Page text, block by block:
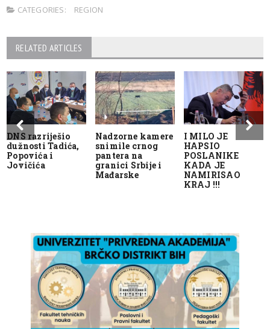
CATEGORIES: REGION
RELATED ARTICLES
DNS razriješio
dužnosti Tadića,
Popovića i
Jovičića
Nadzorne kamere
snimile crnog
pantera na
granici Srbije i
Mađarske
I MILO JE
HAPSIO
POSLANIKE
KADA JE
NAMIRISAO
KRAJ !!!